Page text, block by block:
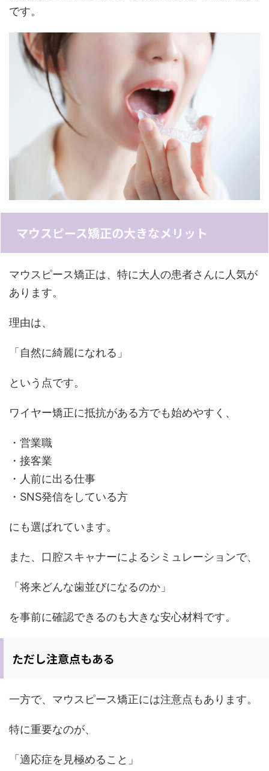
です。
マウスピース矯正の大きなメリット
マウスピース矯正は、特に大人の患者さんに人気が
あります。
理由は、
「自然に綺麗になれる」
という点です。
ワイヤー矯正に抵抗がある方でも始めやすく、
・営業職
・接客業
・人前に出る仕事
・SNS発信をしている方
にも選ばれています。
また、口腔スキャナーによるシミュレーションで、
「将来どんな歯並びになるのか」
を事前に確認できるのも大きな安心材料です。
ただし注意点もある
一方で、マウスピース矯正には注意点もあります。
特に重要なのが、
「適応症を見極めること」